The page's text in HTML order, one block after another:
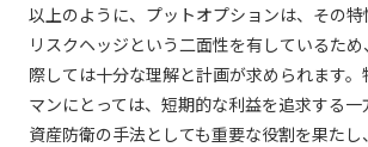
以上のように、プットオプションは、その
リスクヘッジという二面性を有しているた
際しては十分な理解と計画が求められます。
マンにとっては、短期的な利益を追求する一
資産防衛の手法としても重要な役割を果たし